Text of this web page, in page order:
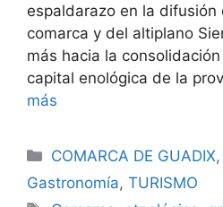
espaldarazo en la difusión
comarca y del altiplano
más hacia la
capital enológica de la
más
Categorías
COMARCA DE GUADIX,
Gastronomía, TURISMO